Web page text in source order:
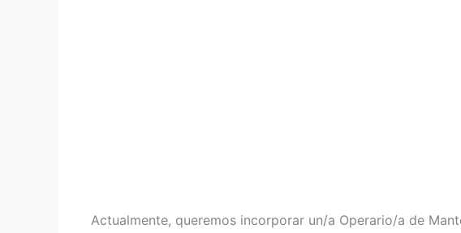
Actualmente, queremos incorporar un/a Operario/a de